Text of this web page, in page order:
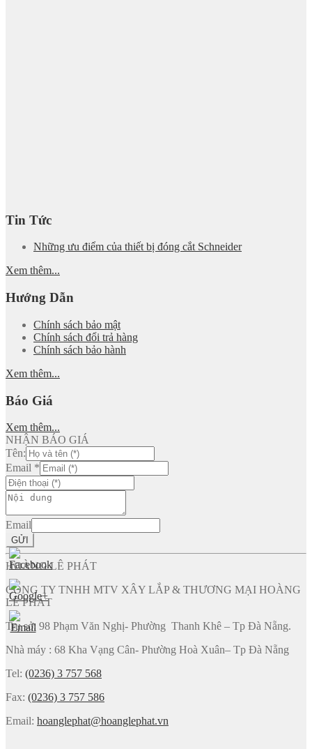
Tin Tức
Những ưu điểm của thiết bị đóng cắt Schneider
Xem thêm...
Hướng Dẫn
Chính sách bảo mật
Chính sách đổi trả hàng
Chính sách bảo hành
Xem thêm...
Báo Giá
Xem thêm...
NHẬN BÁO GIÁ
Tên:
Email *
Email
GỬI
HOÀNG LÊ PHÁT
CÔNG TY TNHH MTV XÂY LẮP & THƯƠNG MẠI HOÀNG
LÊ PHÁT
Trụ sở: 98 Phạm Văn Nghị- Phường Thanh Khê – Tp Đà Nẵng.
Nhà máy : 68 Kha Vạng Cân- Phường Hoà Xuân– Tp Đà Nẵng
Tel: (0236) 3 757 568
Fax: (0236) 3 757 586
Email: hoanglephat@hoanglephat.vn